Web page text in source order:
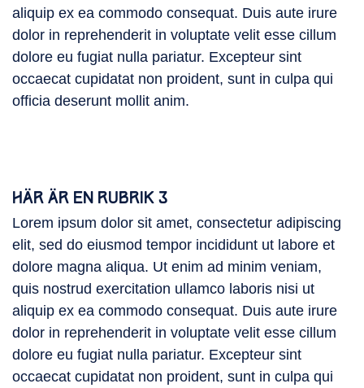
aliquip ex ea commodo consequat. Duis aute irure
dolor in reprehenderit in voluptate velit esse cillum
dolore eu fugiat nulla pariatur. Excepteur sint
occaecat cupidatat non proident, sunt in culpa qui
officia deserunt mollit anim.
HÄR ÄR EN RUBRIK 3
Lorem ipsum dolor sit amet, consectetur adipiscing
elit, sed do eiusmod tempor incididunt ut labore et
dolore magna aliqua. Ut enim ad minim veniam,
quis nostrud exercitation ullamco laboris nisi ut
aliquip ex ea commodo consequat. Duis aute irure
dolor in reprehenderit in voluptate velit esse cillum
dolore eu fugiat nulla pariatur. Excepteur sint
occaecat cupidatat non proident, sunt in culpa qui